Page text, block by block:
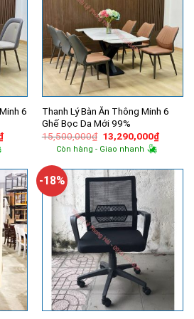
6
Giá
hiện
14,060,000₫.
Thanh Lý Bàn Ăn Thông Minh 6
Ghế Bọc Da Mới 99%
15,500,000₫ Giá
gốc
là:
13,290,000₫Giá
hiện
Còn hàng - Giao nhanh
-18%